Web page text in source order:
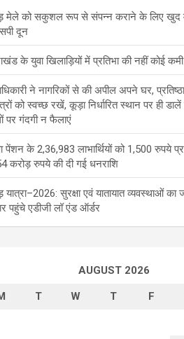
मेले को सकुशल रूप से संपन्न कराने के लिए खुद
दून
के युवा खिलाड़ियों में प्रतिभा की नहीं कोई
ने नागरिकों से की अपील अपने घर,
को स्वच्छ रखें, कूड़ा निर्धारित स्थान पर ही
पर गंदगी न फैलाएं
पेंशन के 2,36,983 लाभार्थियों को 1,500 रुपये
करोड़ रुपये की दी गई धनराशि
यात्रा–2026: सुरक्षा एवं यातायात व्यवस्थाओं का
पहुंचे एडीजी लॉ एंड ऑर्डर
AUGUST 2026
T W T F